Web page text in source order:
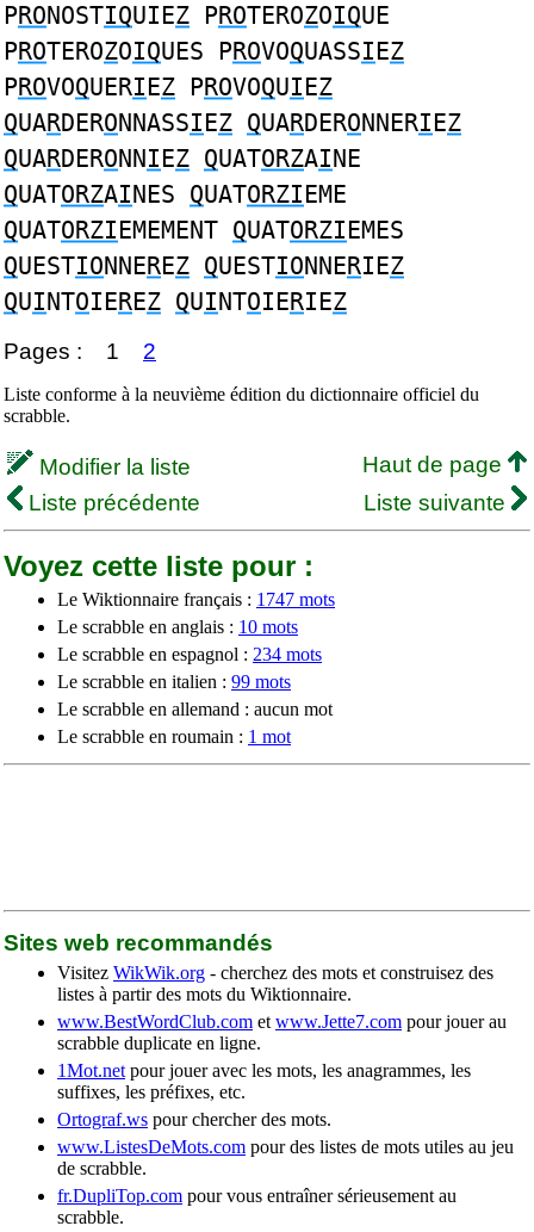
PRONOSTIQUIEZ PROTEROZOIQUE
PROTEROZOIQUES PROVOQUASSIEZ
PROVOQUERIEZ PROVOQUIEZ
QUARDERONNASSIEZ QUARDERONNERIEZ
QUARDERONNIEZ QUATORZAINE
QUATORZAINES QUATORZIEME
QUATORZIEMEMENT QUATORZIEMES
QUESTIONNEREZ QUESTIONNERIEZ
QUINTOIEREZ QUINTOIERIEZ
Pages : 1 2
Liste conforme à la neuvième édition du dictionnaire officiel du
scrabble.
Modifier la liste
Haut de page
Liste précédente
Liste suivante
Voyez cette liste pour :
Le Wiktionnaire français : 1747 mots
Le scrabble en anglais : 10 mots
Le scrabble en espagnol : 234 mots
Le scrabble en italien : 99 mots
Le scrabble en allemand : aucun mot
Le scrabble en roumain : 1 mot
Sites web recommandés
Visitez WikWik.org - cherchez des mots et construisez des
listes à partir des mots du Wiktionnaire.
www.BestWordClub.com et www.Jette7.com pour jouer au
scrabble duplicate en ligne.
1Mot.net pour jouer avec les mots, les anagrammes, les
suffixes, les préfixes, etc.
Ortograf.ws pour chercher des mots.
www.ListesDeMots.com pour des listes de mots utiles au jeu
de scrabble.
fr.DupliTop.com pour vous entraîner sérieusement au
scrabble.